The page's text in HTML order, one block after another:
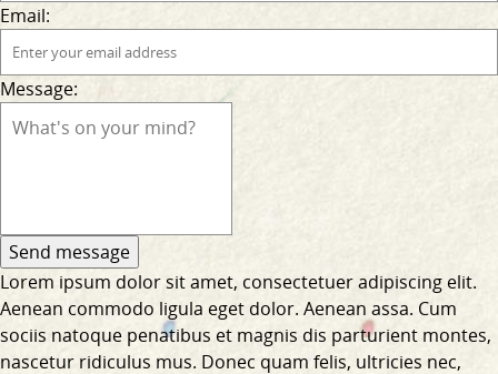
Email:
Message:
Lorem ipsum dolor sit amet, consectetuer adipiscing elit.
Aenean commodo ligula eget dolor. Aenean assa. Cum
sociis natoque penatibus et magnis dis parturient montes,
nascetur ridiculus mus. Donec quam felis, ultricies nec,